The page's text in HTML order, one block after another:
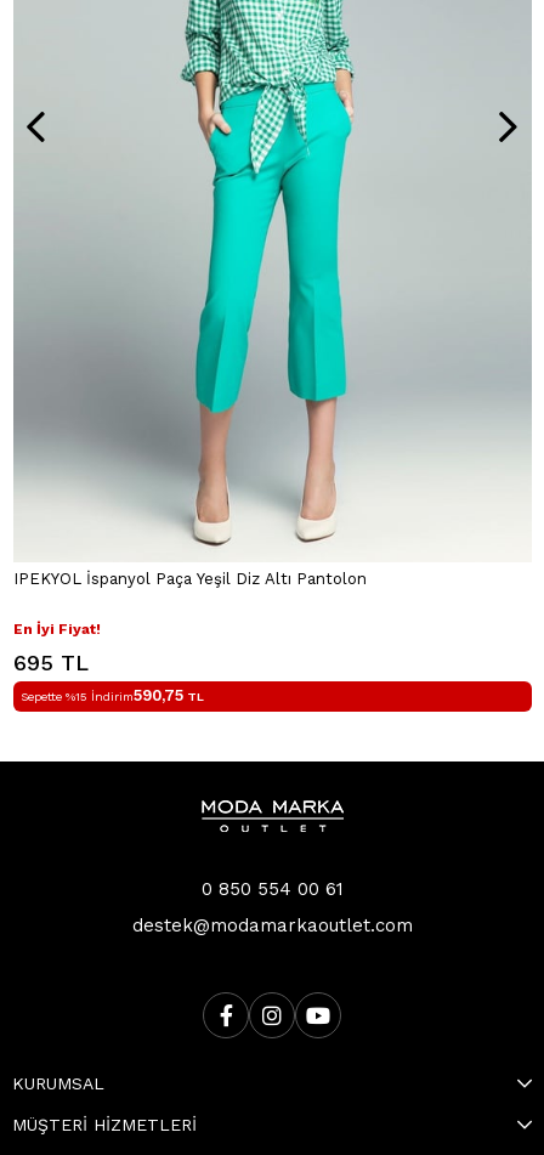
IPEKYOL İspanyol Paça Yeşil Diz Altı Pantolon
En İyi Fiyat!
695 TL
Sepette %15 İndirim590,75 TL
0 850 554 00 61
destek@modamarkaoutlet.com
KURUMSAL
MÜŞTERİ HİZMETLERİ